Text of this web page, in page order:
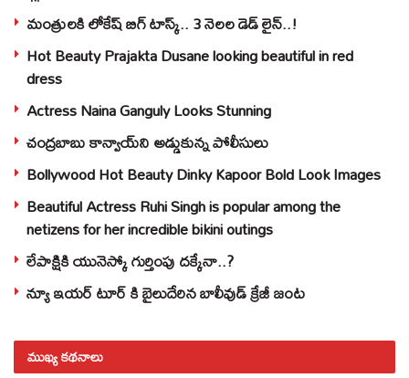
మంత్రులకి లోకేష్‌ బిగ్‌ టాస్క్‌.. 3 నెలల డెడ్‌ లైన్‌..!
Hot Beauty Prajakta Dusane looking beautiful in red
dress
Actress Naina Ganguly Looks Stunning
చంద్రబాబు కాన్వాయ్‌ని అడ్డుకున్న పోలీసులు
Bollywood Hot Beauty Dinky Kapoor Bold Look Images
Beautiful Actress Ruhi Singh is popular among the
netizens for her incredible bikini outings
లేపాక్షికి యునెస్కో గుర్తింపు దక్కేనా..?
న్యూ ఇయర్ టూర్ కి బైలుదేరిన బాలీవుడ్ క్రేజీ జంట
ముఖ్య కథనాలు